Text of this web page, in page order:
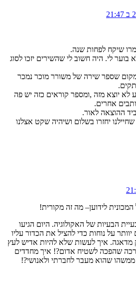
שיקח לפחות שנה.
לי. היה חשוב לי שהשירים יזכו לסוג
שספר שירה של משורר מוכר נמכר
לא יוצא מזה ,ומספר קוראים כזה יש פה
אחרים.
ההוצאה לאור.
יחזרו בשלום ושיהיה שקט אצלנו
המכונית לידוען– מה זה מקורית!
הבעיות של האקולוגיה. היום הגיעו
על נוחות כדי להציל את הכדור עליו
מדאגה. איך לעשות שלא להיות אדיש לעץ
שהפכה לשטיח אדום?! איך מחדדים
שהוא מעבר לחברתי ולאנושי?!